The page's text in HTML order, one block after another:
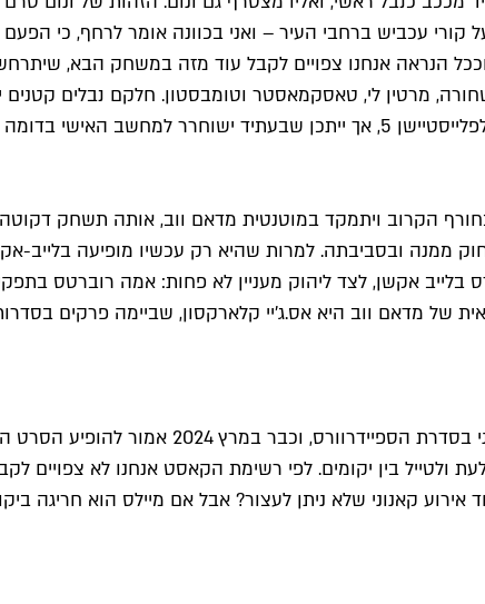
עכביש ברחבי העיר – ואני בכוונה אומר לרחף, כי
הנראה אנחנו צפויים לקבל עוד מזה במשחק הבא, שיתרחש
מרטין לי, טאסקמאסטר וטומבסטון. חלקם נבלים
למשחק הקודם.
הקרוב ויתמקד במוטנטית מדאם ווב, אותה תשחק
ממנה ובסביבתה. למרות שהיא רק עכשיו מופיעה
בלייב אקשן, לצד ליהוק מעניין לא פחות: אמה רוברטס
של מדאם ווב היא אס.ג'יי קלארקסון, שביימה פרקים
רק עכשיו קיבלנו את "ספיידרמן: ברחבי מימד
ולטייל בין יקומים. לפי רשימת הקאסט אנחנו לא
קאנוני שלא ניתן לעצור? אבל אם מיילס הוא חריגה